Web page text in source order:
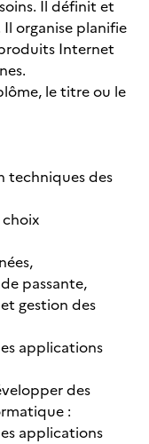
Il définit et
organise planifie
Internet
le titre ou le
techniques des
passante,
gestion des
applications
des
:
applications